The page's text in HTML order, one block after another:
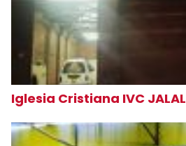
Iglesia Cristiana IVC JALAL